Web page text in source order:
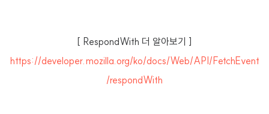
[ RespondWith 더 알아보기 ]
https://developer.mozilla.org/ko/docs/Web/API/FetchEvent
/respondWith